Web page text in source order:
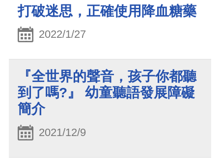
打破迷思，正確使用降血糖藥
2022/1/27
『全世界的聲音，孩子你都聽
到了嗎?』 幼童聽語發展障礙
簡介
2021/12/9